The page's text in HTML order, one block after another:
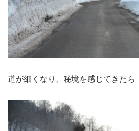
道が細くなり、秘境を感じてきたら